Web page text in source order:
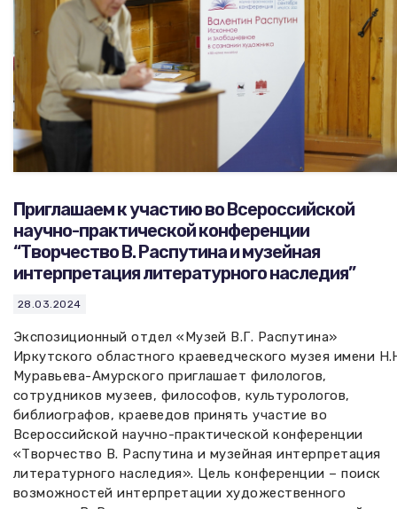
Приглашаем к участию во Всероссийской
научно-практической конференции
“Творчество В. Распутина и музейная
интерпретация литературного наследия”
28.03.2024
Экспозиционный отдел «Музей В.Г. Распутина»
Иркутского областного краеведческого музея имени
Муравьева-Амурского приглашает филологов,
сотрудников музеев, философов, культурологов,
библиографов, краеведов принять участие во
Всероссийской научно-практической конференции
«Творчество В. Распутина и музейная интерпретация
литературного наследия». Цель конференции – поиск
возможностей интерпретации художественного